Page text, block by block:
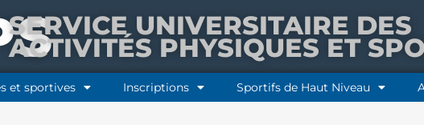
SERVICE UNIVERSITAIRE DES
ACTIVITÉS PHYSIQUES ET
et sportives Inscriptions Sportifs de Haut Niveau